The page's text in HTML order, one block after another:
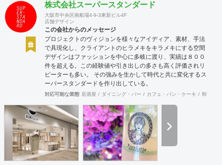
株式会社スーパースタンダード
大阪市中央区南船場4-9-3東新ビル4F
店舗デザイン
この会社からのメッセージ
プロジェクトのヴィジョンを様々なアイディア、素材、手法
で具現化し、クライアントのヒラメキをキラメキにする空間
デザインはファッションを中心に多岐に渡り、実績は８００
件を超える。この経験値や引き出しの多さも高く評価されリ
ピーターも多い。 その強みを生かして時代と共に変化するス
ーパースタンダードを作り出している。
対応可能な業態 居酒屋 ダイニング・バー カフェ・パン・ケーキ 和食・